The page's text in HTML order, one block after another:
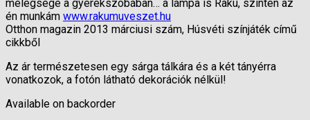
melegsége a gyerekszobában… a lámpa is Raku, szintén az
én munkám www.rakumuveszet.hu
Otthon magazin 2013 márciusi szám, Húsvéti színjáték című
cikkből
Az ár természetesen egy sárga tálkára és a két tányérra
vonatkozok, a fotón látható dekorációk nélkül!
Available on backorder